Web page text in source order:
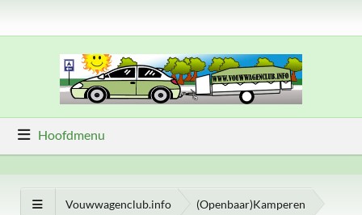
Hoofdmenu
Vouwwagenclub.info (Openbaar)Kamperen